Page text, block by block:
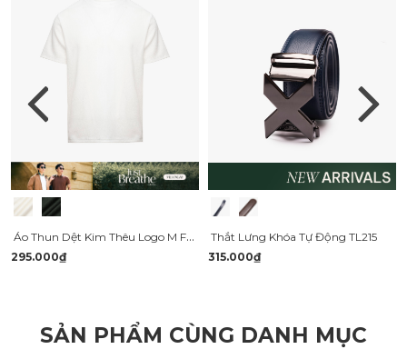
Áo Thun Dệt Kim Thêu Logo M Form Regular AT181
295.000₫
Thắt Lưng Khóa Tự Động TL215
315.000₫
SẢN PHẨM CÙNG DANH MỤC